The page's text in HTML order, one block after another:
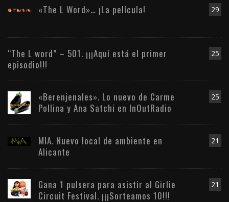
29
«The L Word»… ¡La película!
25
“The L word” – 501. ¡¡¡Aquí está el primer
episodio!!!
25
«Berenjenales». Lo nuevo de Carme
Pollina y Ana Satchi en InOutRadio
21
MIA. Nuevo local de ambiente en
Alicante
21
Gana 1 pulsera para asistir al Girlie
Circuit Festival. ¡¡¡Sorteamos 10!!!